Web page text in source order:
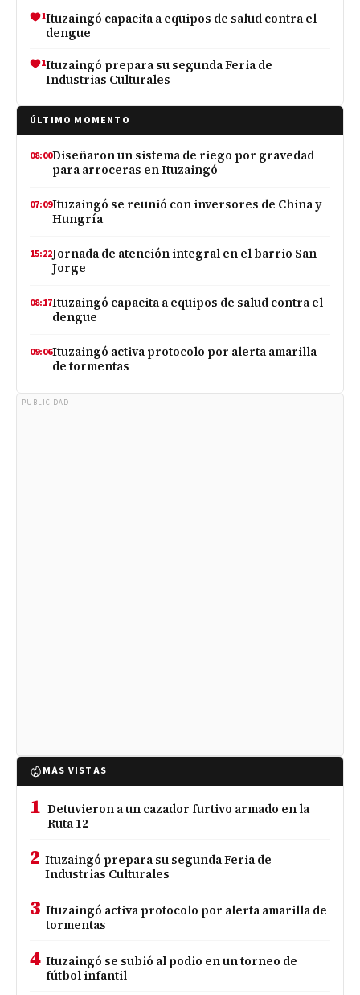
1Ituzaingó capacita a equipos de salud contra el
dengue
1Ituzaingó prepara su segunda Feria de
Industrias Culturales
ÚLTIMO MOMENTO
08:00Diseñaron un sistema de riego por gravedad
para arroceras en Ituzaingó
07:09Ituzaingó se reunió con inversores de China y
Hungría
15:22Jornada de atención integral en el barrio San
Jorge
08:17Ituzaingó capacita a equipos de salud contra el
dengue
09:06Ituzaingó activa protocolo por alerta amarilla
de tormentas
PUBLICIDAD
MÁS VISTAS
1 Detuvieron a un cazador furtivo armado en la
Ruta 12
2 Ituzaingó prepara su segunda Feria de
Industrias Culturales
3 Ituzaingó activa protocolo por alerta amarilla de
tormentas
4 Ituzaingó se subió al podio en un torneo de
fútbol infantil